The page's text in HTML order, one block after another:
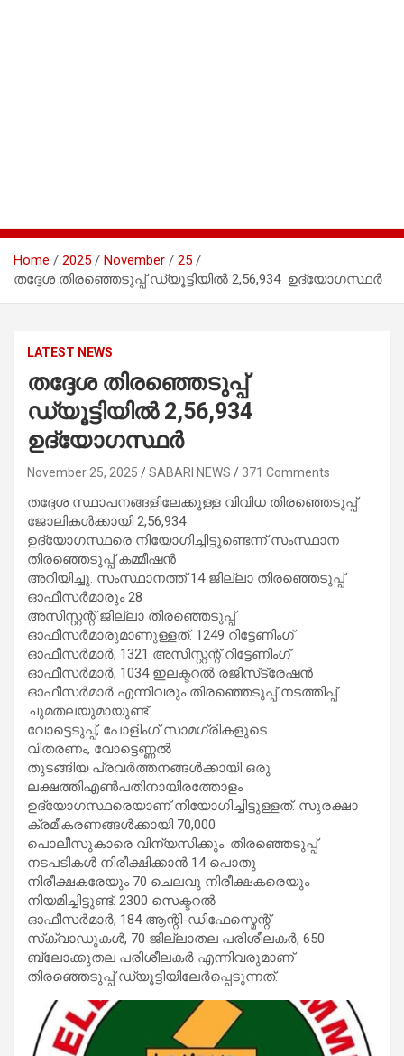
Home 2025 November
25
തദ്ദേശ തിരഞ്ഞെടുപ്പ് ഡ്യൂട്ടിയിൽ 2,56,934 ഉദ്യോഗസ്ഥർ
LATEST NEWS
തദ്ദേശ തിരഞ്ഞെടുപ്പ്
ഡ്യൂട്ടിയിൽ 2,56,934
ഉദ്യോഗസ്ഥർ
November 25, 2025 SABARI NEWS 371 Comments
തദ്ദേശ സ്ഥാപനങ്ങളിലേക്കുള്ള വിവിധ തിരഞ്ഞെടുപ്പ്
ജോലികൾക്കായി 2,56,934
ഉദ്യോഗസ്ഥരെ നിയോഗിച്ചിട്ടുണ്ടെന്ന് സംസ്ഥാന
തിരഞ്ഞെടുപ്പ് കമ്മീഷൻ
അറിയിച്ചു. സംസ്ഥാനത്ത് 14 ജില്ലാ തിരഞ്ഞെടുപ്പ്
ഓഫീസർമാരും 28
അസിസ്റ്റന്റ് ജില്ലാ തിരഞ്ഞെടുപ്പ്
ഓഫീസർമാരുമാണുള്ളത്. 1249 റിട്ടേണിംഗ്
ഓഫീസർമാർ, 1321 അസിസ്റ്റന്റ് റിട്ടേണിംഗ്
ഓഫീസർമാർ, 1034 ഇലക്ടറൽ രജിസ്‌ട്രേഷൻ
ഓഫീസർമാർ എന്നിവരും തിരഞ്ഞെടുപ്പ് നടത്തിപ്പ്
ചുമതലയുമായുണ്ട്.
വോട്ടെടുപ്പ്, പോളിംഗ് സാമഗ്രികളുടെ
വിതരണം, വോട്ടെണ്ണൽ
തുടങ്ങിയ പ്രവർത്തനങ്ങൾക്കായി ഒരു
ലക്ഷത്തിഎൺപതിനായിരത്തോളം
ഉദ്യോഗസ്ഥരെയാണ് നിയോഗിച്ചിട്ടുള്ളത്. സുരക്ഷാ
ക്രമീകരണങ്ങൾക്കായി 70,000
പൊലീസുകാരെ വിന്യസിക്കും. തിരഞ്ഞെടുപ്പ്
നടപടികൾ നിരീക്ഷിക്കാൻ 14 പൊതു
നിരീക്ഷകരേയും 70 ചെലവു നിരീക്ഷകരെയും
നിയമിച്ചിട്ടുണ്ട്. 2300 സെക്ടറൽ
ഓഫീസർമാർ, 184 ആന്റി-ഡിഫേസ്മെന്റ്
സ്‌ക്വാഡുകൾ, 70 ജില്ലാതല പരിശീലകർ, 650
ബ്ലോക്കുതല പരിശീലകർ എന്നിവരുമാണ്
തിരഞ്ഞെടുപ്പ് ഡ്യൂട്ടിയിലേർപ്പെടുന്നത്.